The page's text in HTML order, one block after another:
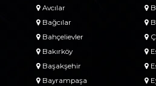
Avcılar
Bağcılar
Bahçelievler
Bakırköy
Başakşehir
Bayrampaşa